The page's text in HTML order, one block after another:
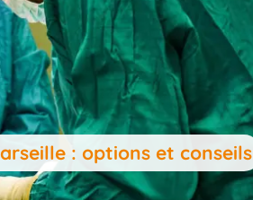
: options et conseils